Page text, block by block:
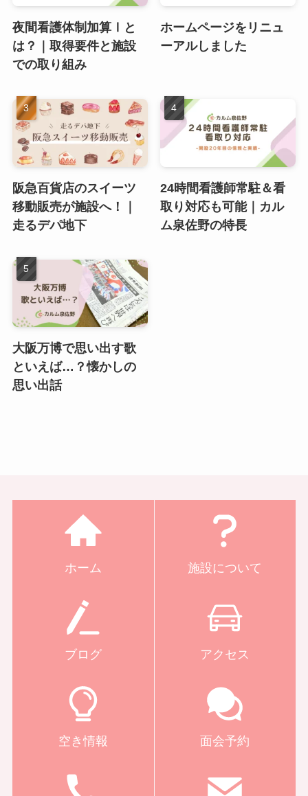
夜間看護体制加算Ⅰと
は？｜取得要件と施設
での取り組み
ホームページをリニュ
ーアルしました
阪急百貨店のスイーツ
移動販売が施設へ！｜
走るデパ地下
24時間看護師常駐＆看
取り対応も可能｜カル
ム泉佐野の特長
大阪万博で思い出す歌
といえば…？懐かしの
思い出話
ホーム 施設について
ブログ アクセス
空き情報 面会予約